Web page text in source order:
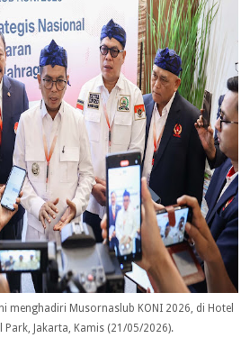
menghadiri Musornaslub KONI 2026, di Hotel
Park, Jakarta, Kamis (21/05/2026).